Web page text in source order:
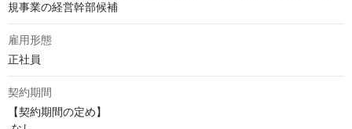
規事業の経営幹部候補
雇用形態
正社員
契約期間
【契約期間の定め】